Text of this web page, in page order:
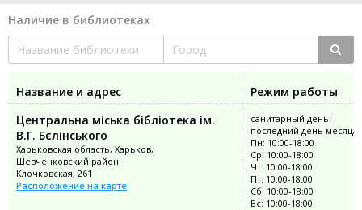
Наличие в библиотеках
Название и адрес
Режим работы
Центральна міська бібліотека ім.
В.Г. Бєлінського
Харьковская область, Харьков,
Шевченковский район
Клочковская, 261
Расположение на карте
санитарный день:
последний день месяца
Пн: 10:00-18:00
Ср: 10:00-18:00
Чт: 10:00-18:00
Пт: 10:00-18:00
Сб: 10:00-18:00
Вс: 10:00-18:00